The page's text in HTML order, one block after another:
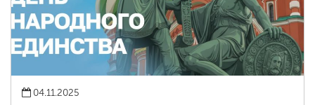
04.11.2025